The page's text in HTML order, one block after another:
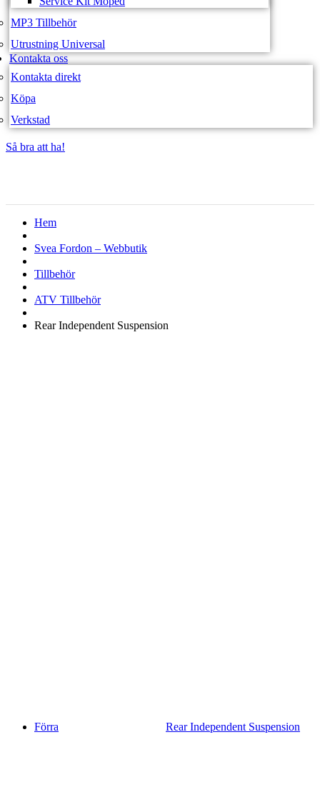
MP3 Tillbehör
Utrustning Universal
Kontakta oss
Kontakta direkt
Köpa
Verkstad
Så bra att ha!
Hem
Svea Fordon – Webbutik
Tillbehör
ATV Tillbehör
Rear Independent Suspension
Förra Rear Independent Suspension